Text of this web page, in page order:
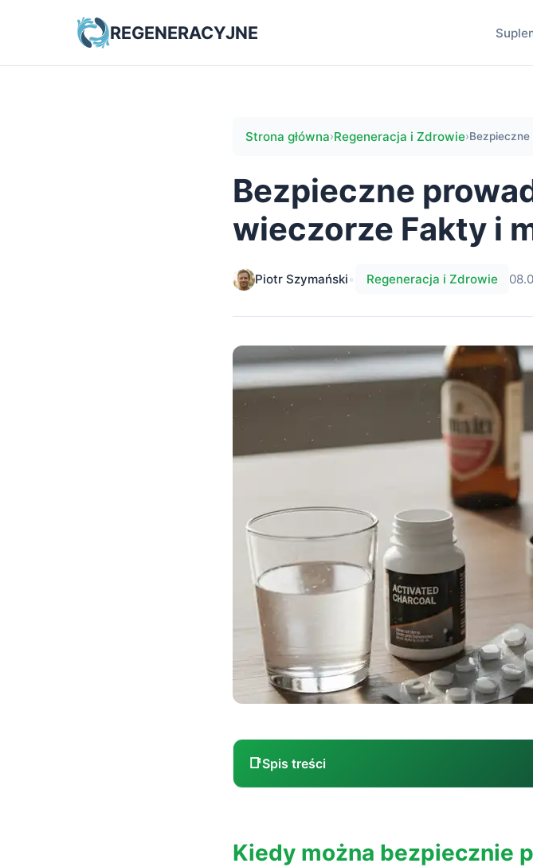
REGENERACYJNE
Strona główna›Regeneracja i Zdrowie›
Bezpieczne
wieczorze Fakty i
Piotr Szymański• Regeneracja i Zdrowie
📑Spis treści
Jak alkohol działa na organizm i jak długo
Kiedy można bezpiecznie